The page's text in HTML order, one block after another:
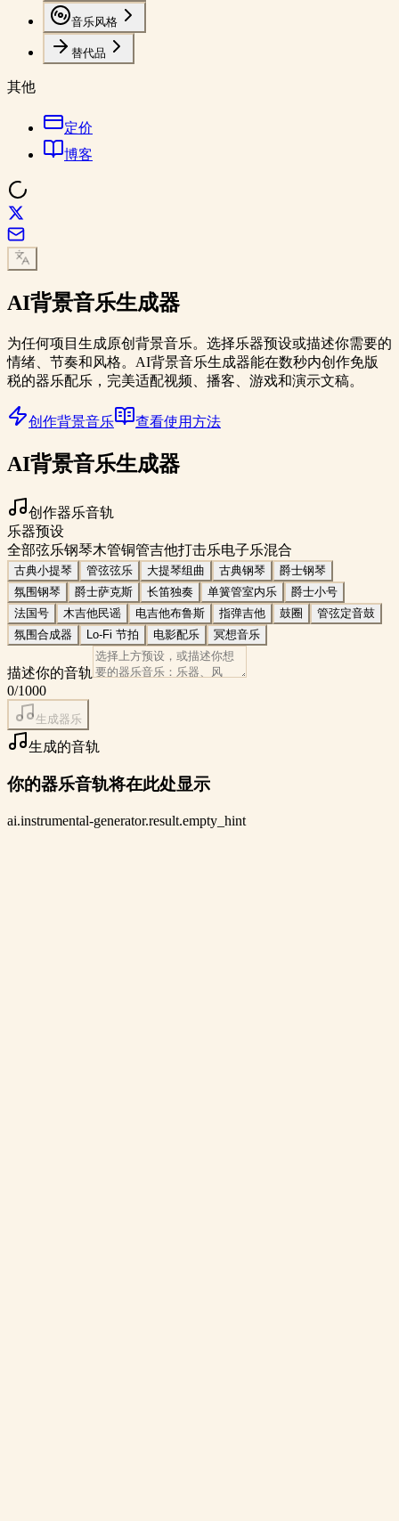
音乐风格
替代品
其他
定价
博客
AI背景音乐生成器
为任何项目生成原创背景音乐。选择乐器预设或描述你需要的
情绪、节奏和风格。AI背景音乐生成器能在数秒内创作免版
税的器乐配乐，完美适配视频、播客、游戏和演示文稿。
创作背景音乐 查看使用方法
AI背景音乐生成器
创作器乐音轨
乐器预设
全部弦乐钢琴木管铜管吉他打击乐电子乐混合
古典小提琴 管弦弦乐 大提琴组曲 古典钢琴
爵士钢琴
氛围钢琴
爵士萨克斯 长笛独奏 单簧管室内乐
爵士小号
法国号
木吉他民谣 电吉他布鲁斯 指弹吉他 鼓圈
管弦定音鼓
氛围合成器
Lo-Fi 节拍 电影配乐 冥想音乐
描述你的音轨
0/1000
生成器乐
生成的音轨
你的器乐音轨将在此处显示
ai.instrumental-generator.result.empty_hint